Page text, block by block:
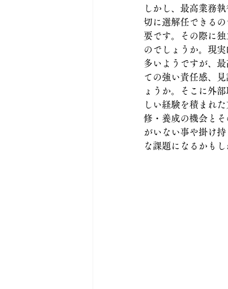
しかし、最高業務
切に選解任できる
要です。その際に
のでしょうか。現
多いようですが、
ての強い責任感、
ょうか。そこに外
しい経験を積まれ
修・養成の機会と
がいない事や掛け
な課題になるかも